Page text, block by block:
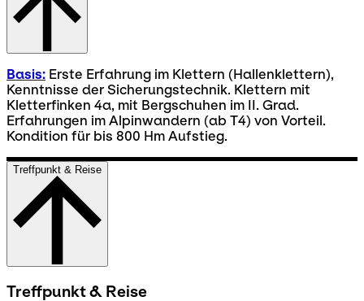
Basis: Erste Erfahrung im Klettern (Hallenklettern),
Kenntnisse der Sicherungstechnik. Klettern mit
Kletterfinken 4a, mit Bergschuhen im II. Grad.
Erfahrungen im Alpinwandern (ab T4) von Vorteil.
Kondition für bis 800 Hm Aufstieg.
Treffpunkt & Reise
Treffpunkt & Reise